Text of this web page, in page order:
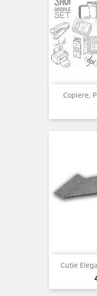
Copiere,
Cutie